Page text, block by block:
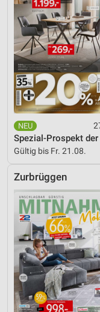
Gültig bis Fr. 21.08.
Zurbrüggen
Entwicklung und
Verwendung
Inhalten
IAB-Besonderheiten:
Verwendung
Geräte anhand von
Informationen
Nicht-IAB-
Performance
Funktional
Werbung